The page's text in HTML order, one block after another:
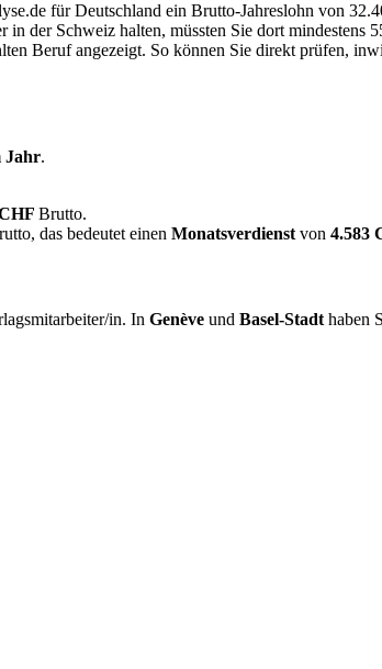
für Deutschland ein Brutto-Jahreslohn von
der Schweiz halten, müssten Sie dort mindestens
Beruf angezeigt. So können Sie direkt prüfen,
Jahr.
Brutto.
das bedeutet einen Monatsverdienst von 4.583
in. In Genève und Basel-Stadt haben